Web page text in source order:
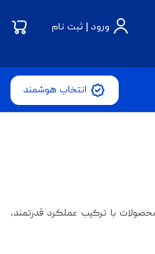
ورود | ثبت نام
انتخاب هوشمند
با ترکیب عملکرد قدرتمند،